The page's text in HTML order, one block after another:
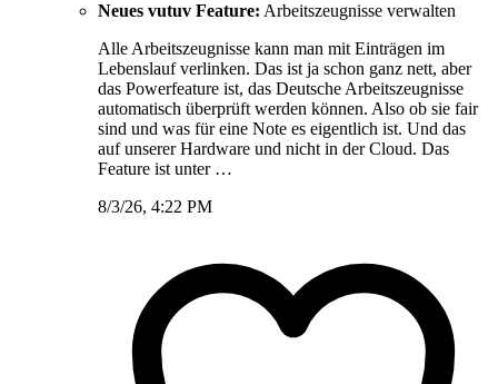
Neues vutuv Feature: Arbeitszeugnisse verwalten
Alle Arbeitszeugnisse kann man mit Einträgen im
Lebenslauf verlinken. Das ist ja schon ganz nett, aber
das Powerfeature ist, das Deutsche Arbeitszeugnisse
automatisch überprüft werden können. Also ob sie fair
sind und was für eine Note es eigentlich ist. Und das
auf unserer Hardware und nicht in der Cloud. Das
Feature ist unter …
8/3/26, 4:22 PM